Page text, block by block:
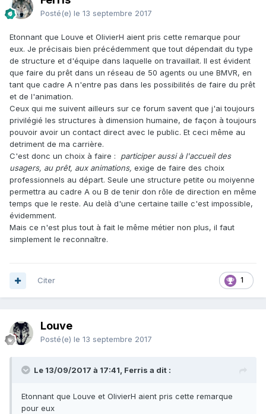
Posté(e) le 13 septembre 2017
Etonnant que Louve et OlivierH aient pris cette remarque pour
eux. Je précisais bien précédemment que tout dépendait du type
de structure et d'équipe dans laquelle on travaillait. Il est évident
que faire du prêt dans un réseau de 50 agents ou une BMVR, en
tant que cadre A n'entre pas dans les possibilités de faire du prêt
et de l'animation.
Ceux qui me suivent ailleurs sur ce forum savent que j'ai toujours
privilégié les structures à dimension humaine, de façon à toujours
pouvoir avoir un contact direct avec le public. Et ceci même au
detriment de ma carrière.
C'est donc un choix à faire :
participer aussi à l'accueil des
usagers, au prêt, aux animations, exige de faire des choix
professionnels au départ. Seule une structure petite ou moiyenne
permettra au cadre A ou B de tenir don rôle de direction en même
temps que le reste. Au delà d'une certaine taille c'est impossible,
évidemment.
Mais ce n'est plus tout à fait le même métier non plus, il faut
simplement le reconnaître.
1
Citer
Louve
Posté(e) le 13 septembre 2017
Le 13/09/2017 à 17:41, Ferris a dit :
Etonnant que Louve et OlivierH aient pris cette remarque
pour eux